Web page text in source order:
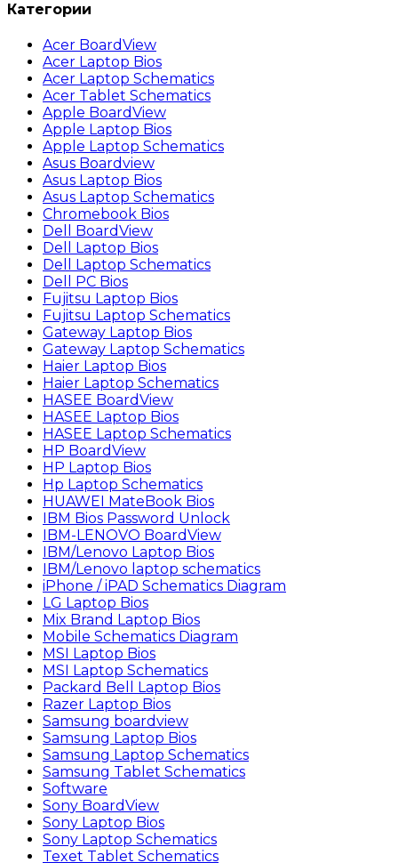
Категории
Acer BoardView
Acer Laptop Bios
Acer Laptop Schematics
Acer Tablet Schematics
Apple BoardView
Apple Laptop Bios
Apple Laptop Schematics
Asus Boardview
Asus Laptop Bios
Asus Laptop Schematics
Chromebook Bios
Dell BoardView
Dell Laptop Bios
Dell Laptop Schematics
Dell PC Bios
Fujitsu Laptop Bios
Fujitsu Laptop Schematics
Gateway Laptop Bios
Gateway Laptop Schematics
Haier Laptop Bios
Haier Laptop Schematics
HASEE BoardView
HASEE Laptop Bios
HASEE Laptop Schematics
HP BoardView
HP Laptop Bios
Hp Laptop Schematics
HUAWEI MateBook Bios
IBM Bios Password Unlock
IBM-LENOVO BoardView
IBM/Lenovo Laptop Bios
IBM/Lenovo laptop schematics
iPhone / iPAD Schematics Diagram
LG Laptop Bios
Mix Brand Laptop Bios
Mobile Schematics Diagram
MSI Laptop Bios
MSI Laptop Schematics
Packard Bell Laptop Bios
Razer Laptop Bios
Samsung boardview
Samsung Laptop Bios
Samsung Laptop Schematics
Samsung Tablet Schematics
Software
Sony BoardView
Sony Laptop Bios
Sony Laptop Schematics
Texet Tablet Schematics